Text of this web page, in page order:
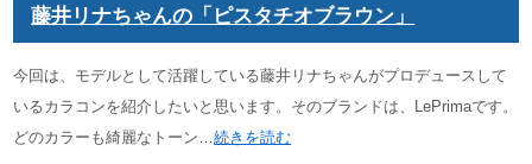
藤井リナちゃんの「ピスタチオブラウン」
今回は、モデルとして活躍している藤井リナちゃんがプロデュースして
いるカラコンを紹介したいと思います。そのブランドは、LePrimaです。
どのカラーも綺麗なトーン…続きを読む